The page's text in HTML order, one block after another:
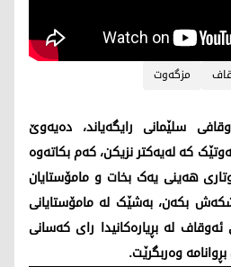
مزگەوت
سلێمانی رایگەیاند، دەیەوێ
کە لەیەکتر نزیکن، کەم بکاتەوە
هەینی یەک بخات و مامۆستایان
بکەن، بەشێک لە مامۆستایانی
ئەوقاف لە بڕیارەکانیدا رای کەسانی
وەربگرێت.